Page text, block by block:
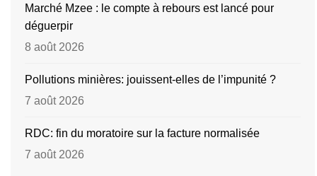
Marché Mzee : le compte à rebours est lancé pour
déguerpir
8 août 2026
Pollutions minières: jouissent-elles de l’impunité ?
7 août 2026
RDC: fin du moratoire sur la facture normalisée
7 août 2026